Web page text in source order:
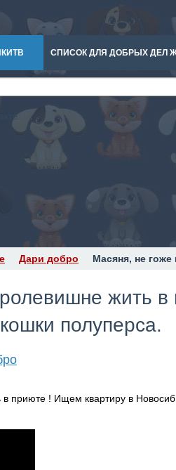
СПИСОК ДЛЯ ДОБРЫХ ДЕЛ
Дари добро Масяня, не
жить
полуперса.